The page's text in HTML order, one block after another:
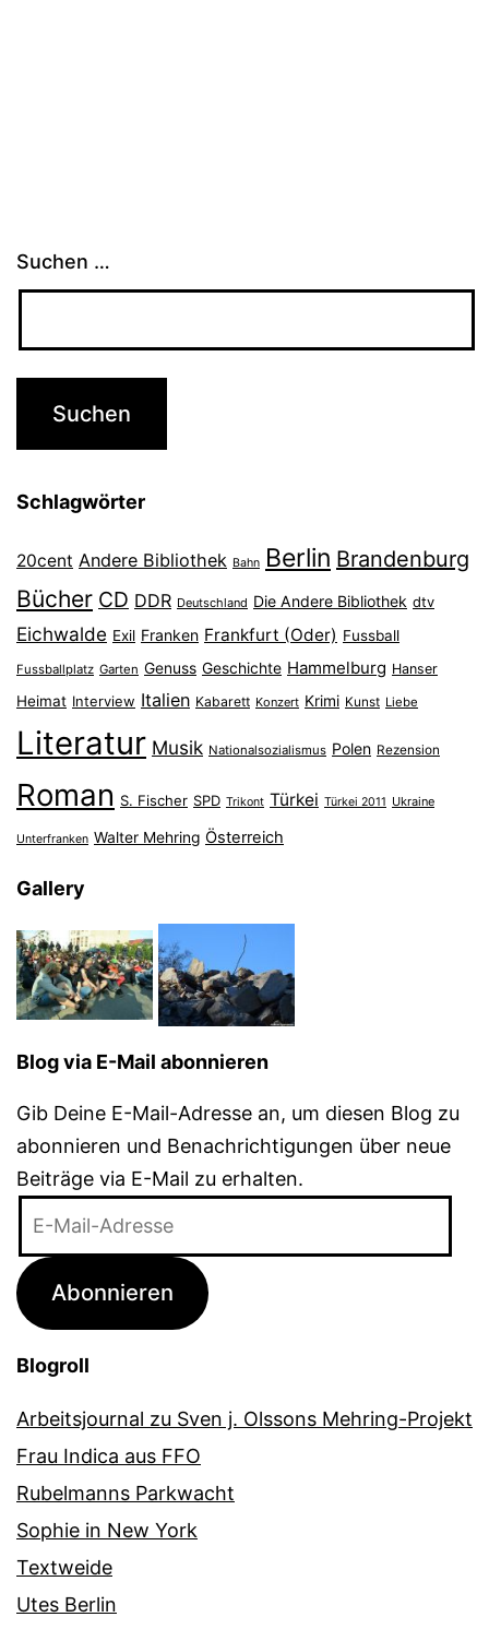
Suchen …
Schlagwörter
20cent Andere Bibliothek Bahn Berlin Brandenburg
Bücher CD DDR Deutschland Die Andere Bibliothek dtv
Eichwalde Exil Franken Frankfurt (Oder) Fussball
Fussballplatz Garten Genuss Geschichte Hammelburg Hanser
Heimat Interview Italien Kabarett Konzert Krimi Kunst Liebe
Literatur Musik Nationalsozialismus Polen Rezension
Roman S. Fischer SPD Trikont Türkei Türkei 2011 Ukraine
Unterfranken Walter Mehring Österreich
Gallery
Blog via E-Mail abonnieren
Gib Deine E-Mail-Adresse an, um diesen Blog zu
abonnieren und Benachrichtigungen über neue
Beiträge via E-Mail zu erhalten.
Adresse
Abonnieren
Blogroll
Arbeitsjournal zu Sven j. Olssons Mehring-Projekt
Frau Indica aus FFO
Rubelmanns Parkwacht
Sophie in New York
Textweide
Utes Berlin